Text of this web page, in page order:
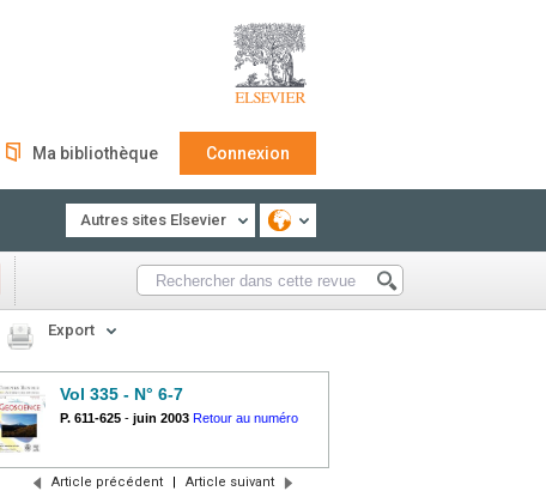
Ma bibliothèque Connexion
Autres sites Elsevier
Export
Vol 335 - N° 6-7
P. 611-625 - juin 2003 Retour au numéro
Article précédent | Article suivant